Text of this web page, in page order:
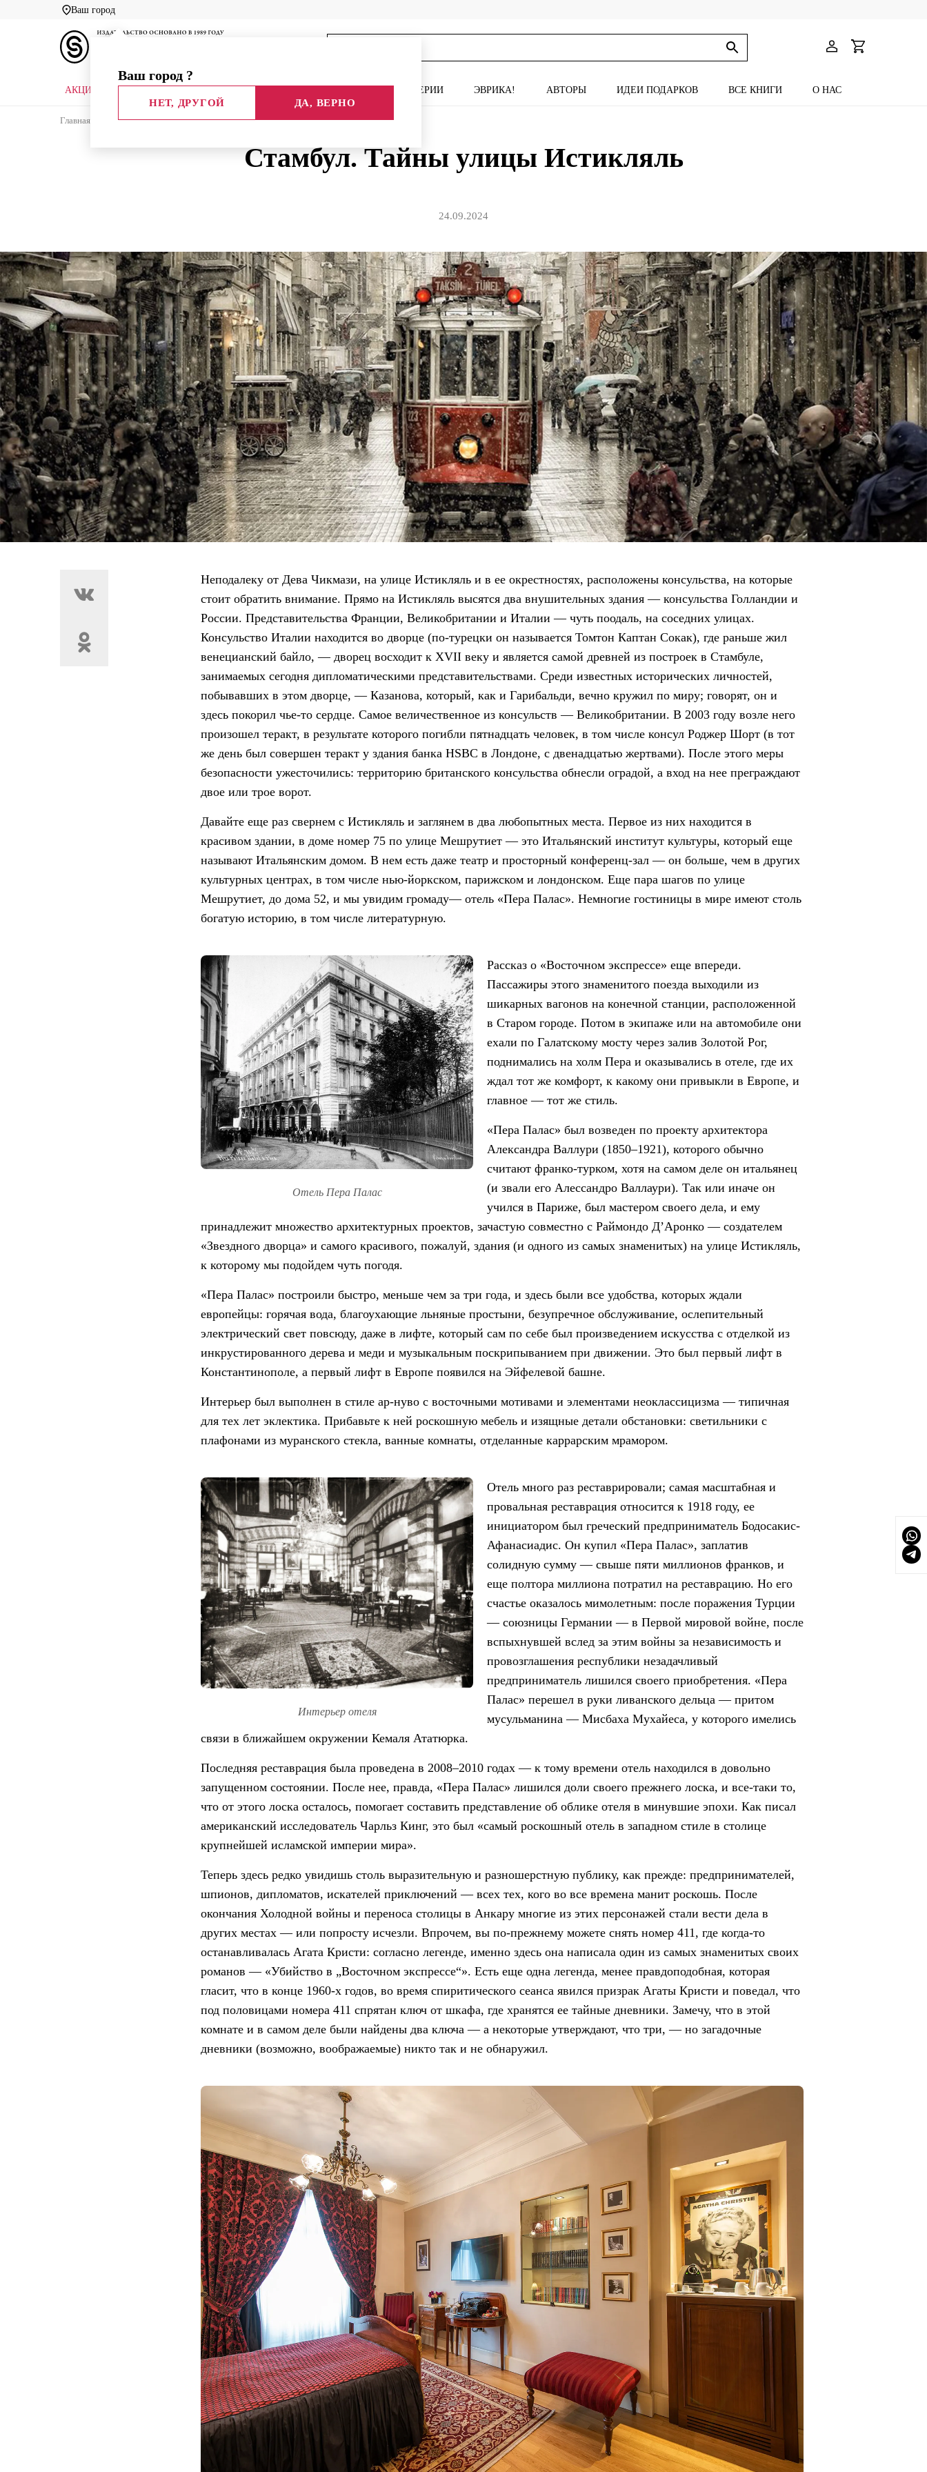
Ваш город
Ваш город ?
НЕТ, ДРУГОЙ ДА, ВЕРНО
АКЦИИ СЕРИИ ЭВРИКА! АВТОРЫ ИДЕИ ПОДАРКОВ ВСЕ КНИГИ О НАС
Главная Блог издательства Статья Стамбул. Тайны улицы Истикляль
Стамбул. Тайны улицы Истикляль
24.09.2024
Неподалеку от Дева Чикмази, на улице Истикляль и в ее окрестностях, расположены консульства, на которые
стоит обратить внимание. Прямо на Истикляль высятся два внушительных здания — консульства Голландии и
России. Представительства Франции, Великобритании и Италии — чуть поодаль, на соседних улицах.
Консульство Италии находится во дворце (по-турецки он называется Томтон Каптан Сокак), где раньше жил
венецианский байло, — дворец восходит к XVII веку и является самой древней из построек в Стамбуле,
занимаемых сегодня дипломатическими представительствами. Среди известных исторических личностей,
побывавших в этом дворце, — Казанова, который, как и Гарибальди, вечно кружил по миру; говорят, он и
здесь покорил чье-то сердце. Самое величественное из консульств — Великобритании. В 2003 году возле него
произошел теракт, в результате которого погибли пятнадцать человек, в том числе консул Роджер Шорт (в тот
же день был совершен теракт у здания банка HSBC в Лондоне, с двенадцатью жертвами). После этого меры
безопасности ужесточились: территорию британского консульства обнесли оградой, а вход на нее преграждают
двое или трое ворот.
Давайте еще раз свернем с Истикляль и заглянем в два любопытных места. Первое из них находится в
красивом здании, в доме номер 75 по улице Мешрутиет — это Итальянский институт культуры, который еще
называют Итальянским домом. В нем есть даже театр и просторный конференц-зал — он больше, чем в других
культурных центрах, в том числе нью-йоркском, парижском и лондонском. Еще пара шагов по улице
Мешрутиет, до дома 52, и мы увидим громаду— отель «Пера Палас». Немногие гостиницы в мире имеют столь
богатую историю, в том числе литературную.
Отель Пера Палас
Рассказ о «Восточном экспрессе» еще впереди.
Пассажиры этого знаменитого поезда выходили из
шикарных вагонов на конечной станции, расположенной
в Старом городе. Потом в экипаже или на автомобиле они
ехали по Галатскому мосту через залив Золотой Рог,
поднимались на холм Пера и оказывались в отеле, где их
ждал тот же комфорт, к какому они привыкли в Европе, и
главное — тот же стиль.
«Пера Палас» был возведен по проекту архитектора
Александра Валлури (1850–1921), которого обычно
считают франко-турком, хотя на самом деле он итальянец
(и звали его Алессандро Валлаури). Так или иначе он
учился в Париже, был мастером своего дела, и ему
принадлежит множество архитектурных проектов, зачастую совместно с Раймондо Д’Аронко — создателем
«Звездного дворца» и самого красивого, пожалуй, здания (и одного из самых знаменитых) на улице Истикляль,
к которому мы подойдем чуть погодя.
«Пера Палас» построили быстро, меньше чем за три года, и здесь были все удобства, которых ждали
европейцы: горячая вода, благоухающие льняные простыни, безупречное обслуживание, ослепительный
электрический свет повсюду, даже в лифте, который сам по себе был произведением искусства с отделкой из
инкрустированного дерева и меди и музыкальным поскрипыванием при движении. Это был первый лифт в
Константинополе, а первый лифт в Европе появился на Эйфелевой башне.
Интерьер был выполнен в стиле ар-нуво с восточными мотивами и элементами неоклассицизма — типичная
для тех лет эклектика. Прибавьте к ней роскошную мебель и изящные детали обстановки: светильники с
плафонами из муранского стекла, ванные комнаты, отделанные каррарским мрамором.
Интерьер отеля
Отель много раз реставрировали; самая масштабная и
провальная реставрация относится к 1918 году, ее
инициатором был греческий предприниматель Бодосакис-
Афанасиадис. Он купил «Пера Палас», заплатив
солидную сумму — свыше пяти миллионов франков, и
еще полтора миллиона потратил на реставрацию. Но его
счастье оказалось мимолетным: после поражения Турции
— союзницы Германии — в Первой мировой войне, после
вспыхнувшей вслед за этим войны за независимость и
провозглашения республики незадачливый
предприниматель лишился своего приобретения. «Пера
Палас» перешел в руки ливанского дельца — притом
мусульманина — Мисбаха Мухайеса, у которого имелись
связи в ближайшем окружении Кемаля Ататюрка.
Последняя реставрация была проведена в 2008–2010 годах — к тому времени отель находился в довольно
запущенном состоянии. После нее, правда, «Пера Палас» лишился доли своего прежнего лоска, и все-таки то,
что от этого лоска осталось, помогает составить представление об облике отеля в минувшие эпохи. Как писал
американский исследователь Чарльз Кинг, это был «самый роскошный отель в западном стиле в столице
крупнейшей исламской империи мира».
Теперь здесь редко увидишь столь выразительную и разношерстную публику, как прежде: предпринимателей,
шпионов, дипломатов, искателей приключений — всех тех, кого во все времена манит роскошь. После
окончания Холодной войны и переноса столицы в Анкару многие из этих персонажей стали вести дела в
других местах — или попросту исчезли. Впрочем, вы по-прежнему можете снять номер 411, где когда-то
останавливалась Агата Кристи: согласно легенде, именно здесь она написала один из самых знаменитых своих
романов — «Убийство в „Восточном экспрессе“». Есть еще одна легенда, менее правдоподобная, которая
гласит, что в конце 1960-х годов, во время спиритического сеанса явился призрак Агаты Кристи и поведал, что
под половицами номера 411 спрятан ключ от шкафа, где хранятся ее тайные дневники. Замечу, что в этой
комнате и в самом деле были найдены два ключа — а некоторые утверждают, что три, — но загадочные
дневники (возможно, воображаемые) никто так и не обнаружил.